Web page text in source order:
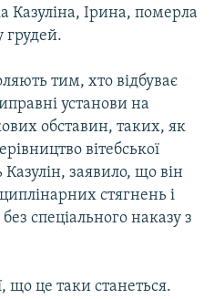
Ірина, померла
грудей.
тим, хто відбуває
установи на
обставин, таких, як
вітебської
заявило, що він
стягнень і
спеціального наказу з
що це таки станеться.